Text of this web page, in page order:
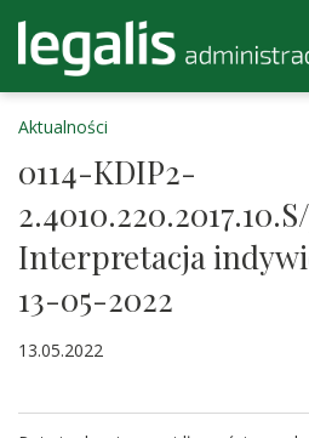
Aktualności
0114-KDIP2-
Interpretacja
13-05-2022
13.05.2022